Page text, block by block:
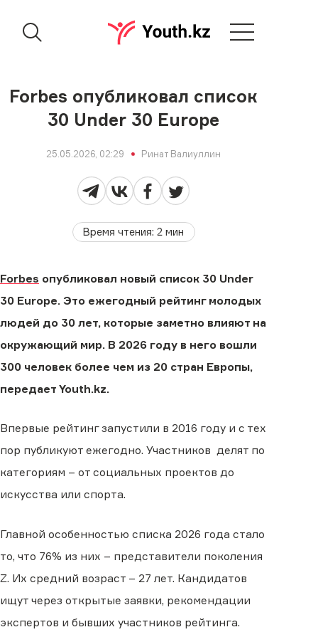
Forbes опубликовал список
30 Under 30 Europe
25.05.2026, 02:29 Ринат Валиуллин
Время чтения:2 мин
Forbes опубликовал новый список 30 Under
30 Europe. Это ежегодный рейтинг молодых
людей до 30 лет, которые заметно влияют на
окружающий мир. В 2026 году в него вошли
300 человек более чем из 20 стран Европы,
передает Youth.kz.
Впервые рейтинг запустили в 2016 году и с тех
пор публикуют ежегодно. Участников делят по
категориям – от социальных проектов до
искусства или спорта.
Главной особенностью списка 2026 года стало
то, что 76% из них – представители поколения
Z. Их средний возраст – 27 лет. Кандидатов
ищут через открытые заявки, рекомендации
экспертов и бывших участников рейтинга.